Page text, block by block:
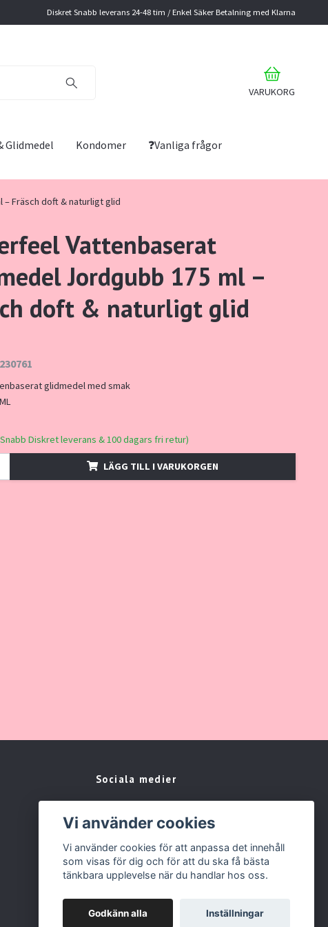
Diskret Snabb leverans 24-48 tim / Enkel Säker Betalning med Klarna
VARUKORG
Glidmedel Kondomer
❓Vanliga frågor
Fräsch doft & naturligt glid
Vattenbaserat
Jordgubb 175 ml –
doft & naturligt glid
glidmedel med smak
Diskret leverans & 100 dagars fri retur)
LÄGG TILL I VARUKORGEN
Sociala medier
Instagram
Vi använder cookies
Vi använder cookies för att anpassa det innehåll
som visas för dig och för att du ska få bästa
tänkbara upplevelse när du handlar hos oss.
Godkänn alla Inställningar